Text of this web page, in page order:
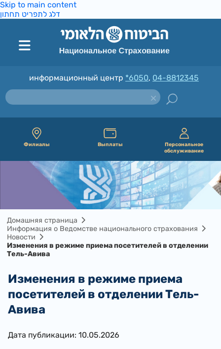
Skip to main content
דלג לתפריט תחתון
информационный центр *6050, 04-8812345
Филиалы Выплаты
Персональное
обслуживание
Домашняя страница
Информация о Ведомстве национального страхования
Новости
Изменения в режиме приема посетителей в отделении
Тель-Авива
Изменения в режиме приема
посетителей в отделении Тель-
Авива
Дата публикации: 10.05.2026